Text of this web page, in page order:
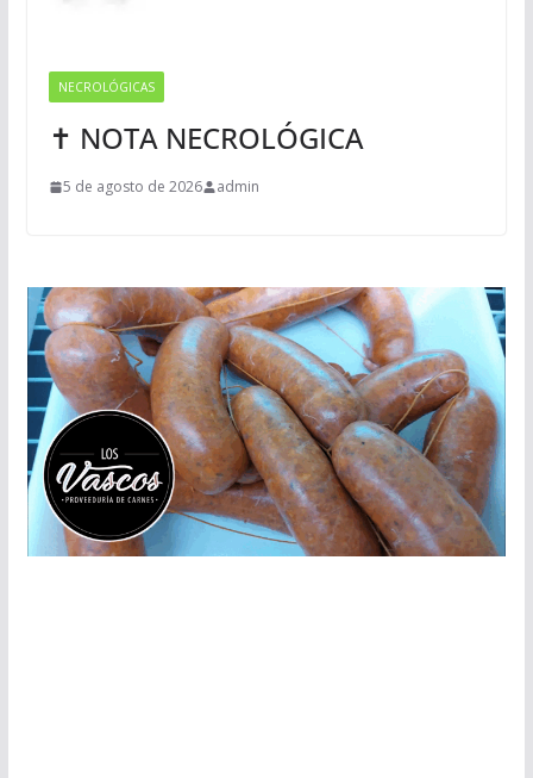
NECROLÓGICAS
✝ NOTA NECROLÓGICA
5 de agosto de 2026 admin